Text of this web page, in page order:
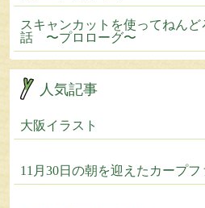
スキャンカットを使ってねん
話 〜プロローグ〜
人気記事
大阪イラスト
11月30日の朝を迎えたカープフ